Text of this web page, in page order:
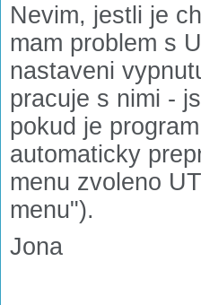
Nevim, jestli je
mam problem s
nastaveni
pracuje s nimi -
pokud je
automaticky
menu zvoleno
menu").
Jona